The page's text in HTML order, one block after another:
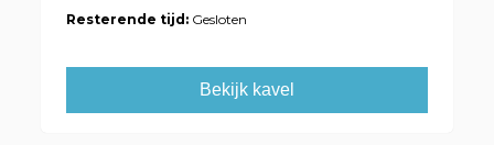
Resterende tijd: Gesloten
Bekijk kavel